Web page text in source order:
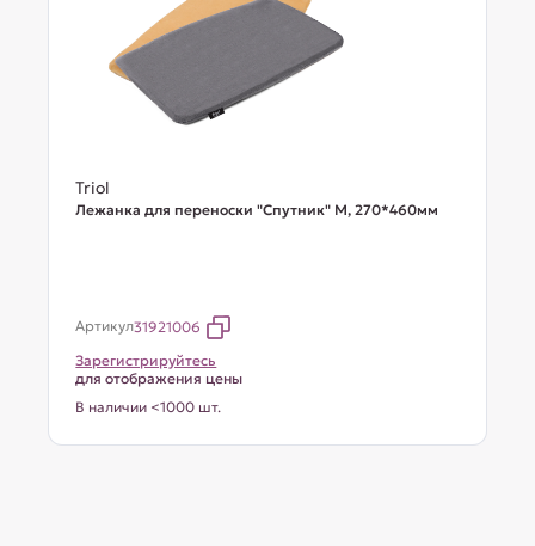
Triol
Лежанка для переноски "Спутник" M, 270*460мм
Артикул31921006
Зарегистрируйтесь
для отображения цены
В наличии <1000 шт.